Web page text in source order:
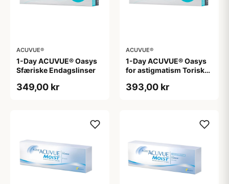
ACUVUE®
1-Day ACUVUE® Oasys
Sfæriske Endagslinser
349,00 kr
ACUVUE®
1-Day ACUVUE® Oasys
for astigmatism Toriske /
Endagslinser
393,00 kr